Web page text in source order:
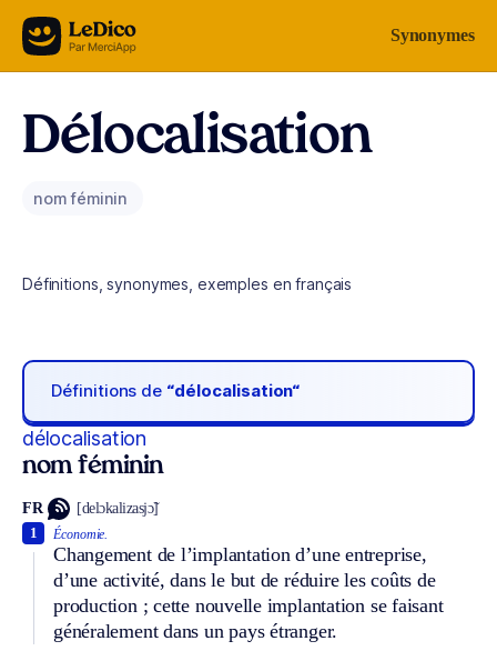
Aller au contenu Synonymes
Délocalisation
nom féminin
Définitions, synonymes, exemples en français
Définitions de “délocalisation“
délocalisation
nom féminin
FR [delɔkalizasjɔ̃]
Économie.
Changement de l’implantation d’une entreprise,
d’une activité, dans le but de réduire les coûts de
production ; cette nouvelle implantation se faisant
généralement dans un pays étranger.
1